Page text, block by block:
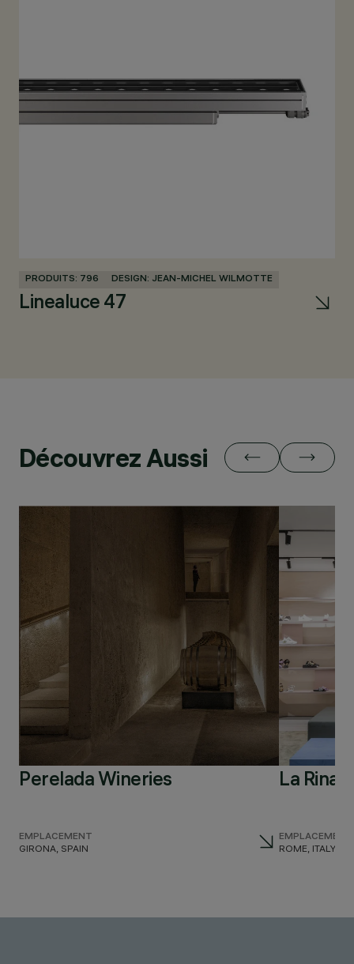
PRODUITS: 796 DESIGN: JEAN-MICHEL WILMOTTE
Linealuce 47
Découvrez Aussi
Perelada Wineries
EMPLACEMENT
GIRONA, SPAIN
La
EMPLACEMENT
ROME, ITALY